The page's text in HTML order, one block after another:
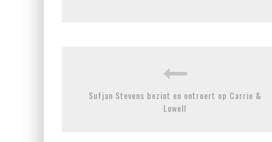
Sufjan Stevens bezint en ontroert op Carrie &
Lowell